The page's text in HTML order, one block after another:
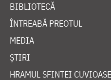
BIBLIOTECĂ
ÎNTREABĂ PREOTUL
MEDIA
ȘTIRI
HRAMUL SFINTEI